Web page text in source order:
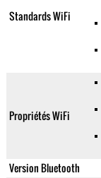
Standards WiFi
Propriétés WiFi
Version Bluetooth